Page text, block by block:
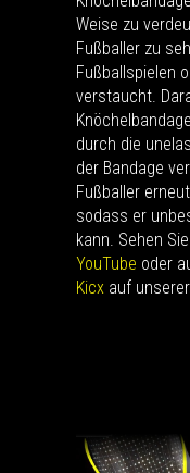
Weise zu
Fußballer zu
Fußballspielen
verstaucht.
durch die
der Bandage
Fußballer
sodass er
kann. Sehen
YouTube oder
Kicx auf